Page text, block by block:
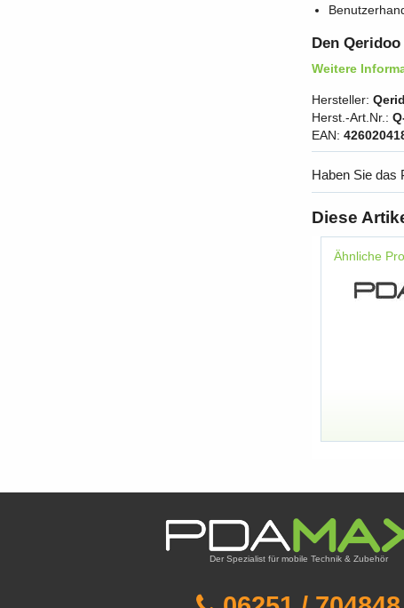
Den
Weitere
Hersteller:
Herst.-Art.Nr.:
EAN:
Haben Sie das
Diese
Ähnliche
Der Spezialist für mobile Technik & Zubehör